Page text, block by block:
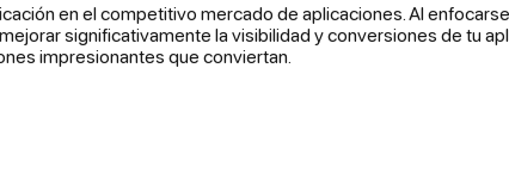
en el competitivo mercado de aplicaciones. Al
significativamente la visibilidad y conversiones de tu
impresionantes que conviertan.